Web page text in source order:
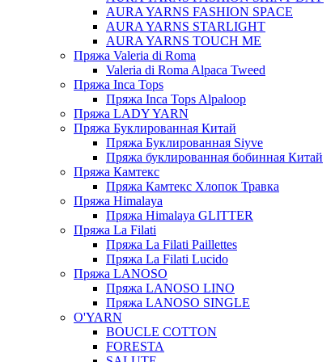
AURA YARNS FASHION SPACE
AURA YARNS STARLIGHT
AURA YARNS TOUCH ME
Пряжа Valeria di Roma
Valeria di Roma Alpaca Tweed
Пряжа Inca Tops
Пряжа Inca Tops Alpaloop
Пряжа LADY YARN
Пряжа Буклированная Китай
Пряжа Буклированная Siyve
Пряжа буклированная бобинная Китай
Пряжа Камтекс
Пряжа Камтекс Хлопок Травка
Пряжа Himalaya
Пряжа Himalaya GLITTER
Пряжа La Filati
Пряжа La Filati Paillettes
Пряжа La Filati Lucido
Пряжа LANOSO
Пряжа LANOSO LINO
Пряжа LANOSO SINGLE
O'YARN
BOUCLE COTTON
FORESTA